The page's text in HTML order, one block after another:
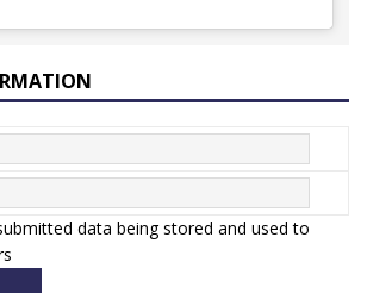
data being stored and used to